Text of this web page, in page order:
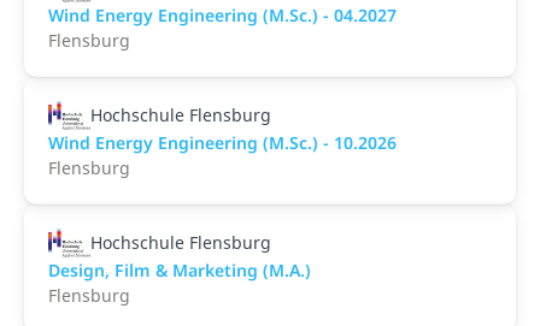
Wind Energy Engineering (M.Sc.) - 04.2027
Flensburg
Hochschule Flensburg
Wind Energy Engineering (M.Sc.) - 10.2026
Flensburg
Hochschule Flensburg
Design, Film & Marketing (M.A.)
Flensburg